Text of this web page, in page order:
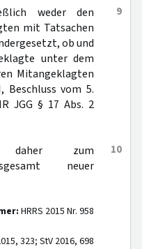
9
weder den
mit Tatsachen
ob und
unter dem
Mitangeklagten
Beschluss vom 5.
JGG § 17 Abs. 2
10
zum
neuer
HRRS 2015 Nr. 958
323; StV 2016, 698